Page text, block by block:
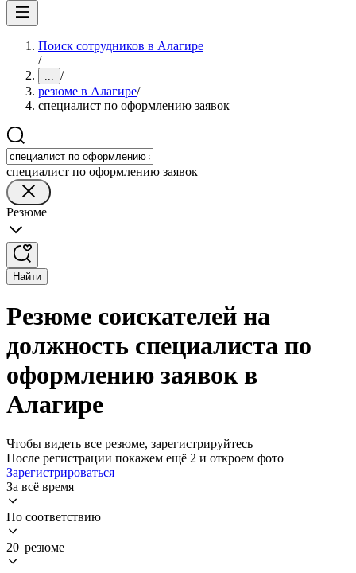
Поиск сотрудников в Алагире
/
... /
резюме в Алагире/
специалист по оформлению заявок
специалист по оформлению заявок
Резюме
Найти
Резюме соискателей на
должность специалиста по
оформлению заявок в
Алагире
Чтобы видеть все резюме, зарегистрируйтесь
После регистрации покажем ещё 2 и откроем фото
Зарегистрироваться
За всё время
По соответствию
20 резюме